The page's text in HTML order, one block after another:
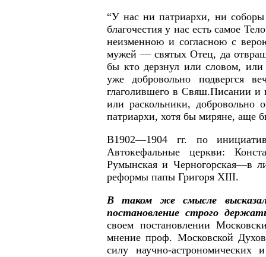
“У нас ни патриархи, ни соборы
благочестия у нас есть самое
неизменною и согласною с
мужей — святых Отец, да
бы кто дерзнул или словом,
уже добровольно подвергся
глаголившего в Свяш.Писании и
или раскольники,
патриархи, хотя бы миряне, аще
В1902—1904 гг. по
Автокефальные церкви:
Румынская и Черногорская—в
реформы папы Григоря XIII.
В таком же смысле
постановление строго
своем постановлении
мнение проф. Московской
силу научно-астрономических